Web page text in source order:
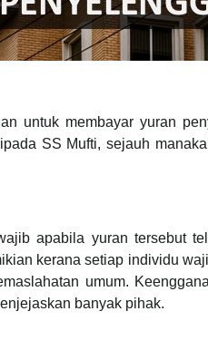
untuk membayar yuran
SS Mufti, sejauh
apabila yuran tersebut
kerana setiap individu
umum.
banyak pihak.